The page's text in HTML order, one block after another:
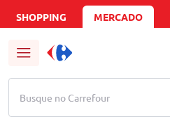
SHOPPING MERCADO
Busque no Carrefour